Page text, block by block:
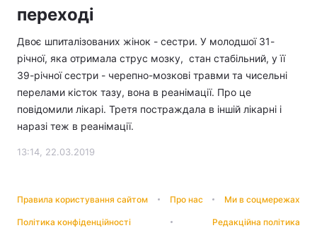
переході
Двоє шпиталізованих жінок - сестри. У молодшої 31-
річної, яка отримала струс мозку, стан стабільний, у її
39-річної сестри - черепно-мозкові травми та чисельні
перелами кісток тазу, вона в реанімації. Про це
повідомили лікарі. Третя постраждала в іншій лікарні і
наразі теж в реанімації.
13:14, 22.03.2019
Правила користування сайтом Про нас Ми в соцмережах
Політика конфіденційності Редакційна політика